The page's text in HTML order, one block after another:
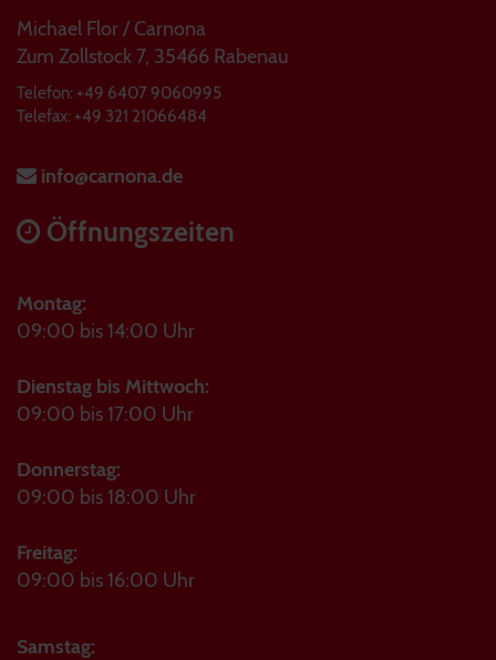
Michael Flor / Carnona
Zum Zollstock 7, 35466 Rabenau
Telefon: +49 6407 9060995
Telefax: +49 321 21066484
info@carnona.de
Öffnungszeiten
Montag:
09:00 bis 14:00 Uhr
Dienstag bis Mittwoch:
09:00 bis 17:00 Uhr
Donnerstag:
09:00 bis 18:00 Uhr
Freitag:
09:00 bis 16:00 Uhr
Samstag: